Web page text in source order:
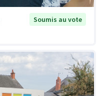
Soumis au vote